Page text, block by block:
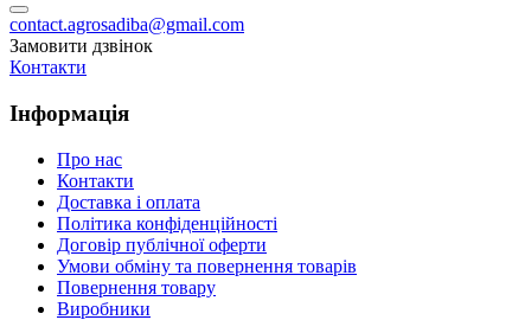
contact.agrosadiba@gmail.com
Замовити дзвінок
Контакти
Інформація
Про нас
Контакти
Доставка і оплата
Політика конфіденційності
Договір публічної оферти
Умови обміну та повернення товарів
Повернення товару
Виробники